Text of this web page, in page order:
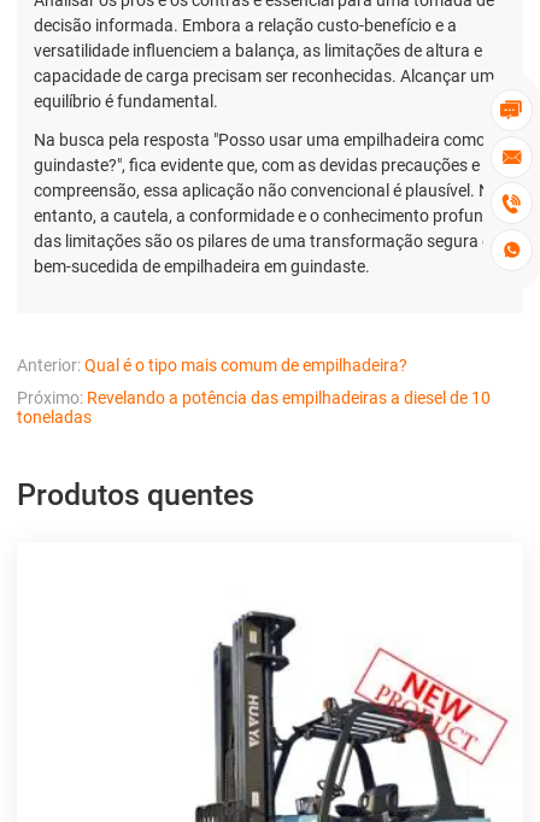




decisão informada. Embora a relação custo-benefício e a
versatilidade influenciem a balança, as limitações de altura e
capacidade de carga precisam ser reconhecidas. Alcançar um
equilíbrio é fundamental.
Na busca pela resposta "Posso usar uma empilhadeira como
guindaste?", fica evidente que, com as devidas precauções e
compreensão, essa aplicação não convencional é plausível. No
entanto, a cautela, a conformidade e o conhecimento profundo
das limitações são os pilares de uma transformação segura e
bem-sucedida de empilhadeira em guindaste.
Anterior:Qual é o tipo mais comum de empilhadeira?
Próximo: Revelando a potência das empilhadeiras a diesel de 10
toneladas
Produtos quentes